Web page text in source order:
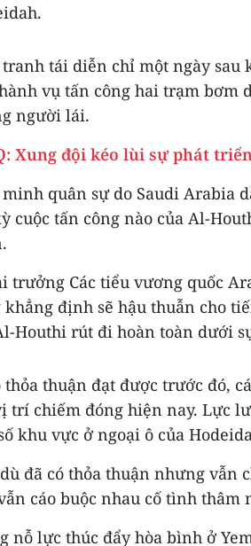
tranh tái diễn chỉ một ngày
vụ tấn công hai trạm bơm
người lái.
Xung đội kéo lùi sự phát
quân sự do Saudi Arabia
cuộc tấn công nào của Al-
trưởng Các tiểu vương quốc
khẳng định sẽ hậu thuẫn cho
Houthi rút đi hoàn toàn dưới
thỏa thuận đạt được trước đó,
trí chiếm đóng hiện nay. Lực
khu vực ở ngoại ô của
đã có thỏa thuận nhưng vẫn
cáo buộc nhau cố tình thâm
nỗ lực thúc đẩy hòa bình ở